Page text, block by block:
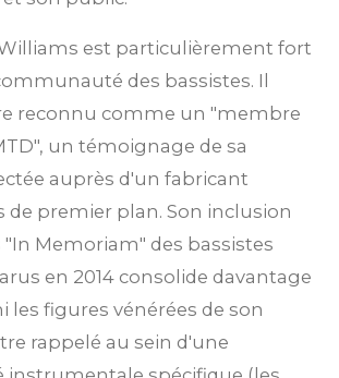
est particulièrement fort
des bassistes. Il
reconnu comme un "membre
un témoignage de sa
auprès d'un fabricant
premier plan. Son inclusion
"In Memoriam" des bassistes
en 2014 consolide davantage
les figures vénérées de son
rappelé au sein d'une